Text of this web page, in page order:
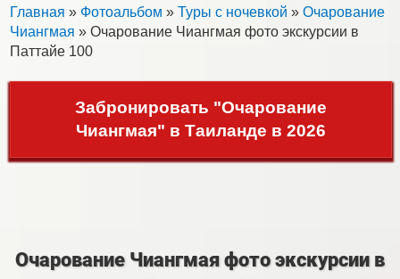
Главная » Фотоальбом » Туры с ночевкой » Очарование
Чиангмая » Очарование Чиангмая фото экскурсии в
Паттайе 100
Забронировать "Очарование
Чиангмая" в Таиланде в 2026
Очарование Чиангмая фото экскурсии в